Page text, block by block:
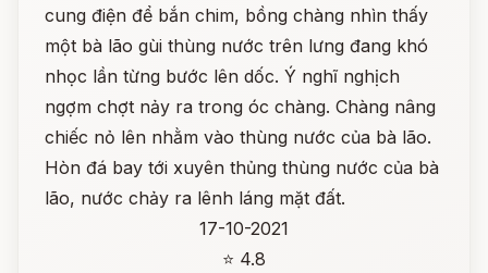
cung điện để bắn chim, bồng chàng nhìn thấy
một bà lão gùi thùng nước trên lưng đang khó
nhọc lần từng bước lên dốc. Ý nghĩ nghịch
ngợm chợt nảy ra trong óc chàng. Chàng nâng
chiếc nỏ lên nhằm vào thùng nước của bà lão.
Hòn đá bay tới xuyên thủng thùng nước của bà
lão, nước chảy ra lênh láng mặt đất.
17-10-2021
⭐ 4.8